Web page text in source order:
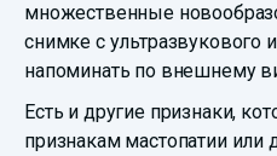
множественные
снимке с ультразвукового
напоминать по внешнему
Есть и другие признаки,
признакам мастопатии или